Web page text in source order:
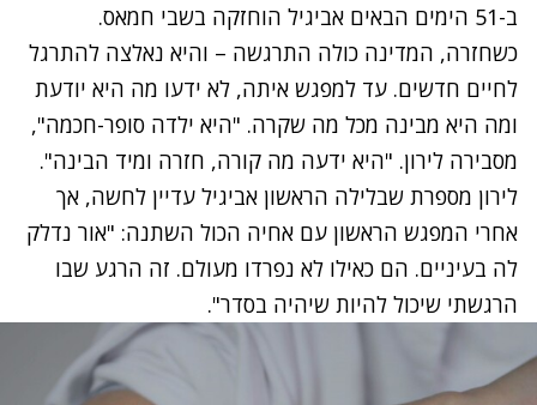
ב-51 הימים הבאים אביגיל הוחזקה בשבי חמאס.
כשחזרה, המדינה כולה התרגשה – והיא נאלצה להתרגל
לחיים חדשים. עד למפגש איתה, לא ידעו מה היא יודעת
ומה היא מבינה מכל מה שקרה. "היא ילדה סופר-חכמה",
מסבירה לירון. "היא ידעה מה קורה, חזרה ומיד הבינה".
לירון מספרת שבלילה הראשון אביגיל עדיין לחשה, אך
אחרי המפגש הראשון עם אחיה הכול השתנה: "אור נדלק
לה בעיניים. הם כאילו לא נפרדו מעולם. זה הרגע שבו
הרגשתי שיכול להיות שיהיה בסדר".